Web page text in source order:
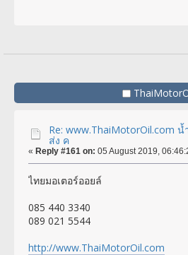
Re: www.ThaiMotorOil.com
ส่ง ค
« Reply #161 on: 05 August 2019,
ไทยมอเตอร์ออยล์
085 440 3340
089 021 5544
http://www.ThaiMotorOil.com